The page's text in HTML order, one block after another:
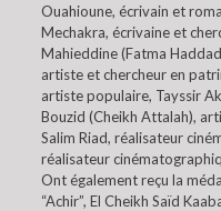
Ouahioune, écrivain et
Mechakra, écrivaine et
Mahieddine (Fatma
artiste et chercheur en
artiste populaire, Tayssir
Bouzid (Cheikh Attalah),
Salim Riad, réalisateur
réalisateur
Ont également reçu la
“Achir”, El Cheikh Saïd